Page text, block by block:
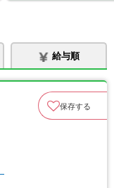
給与順
保存する